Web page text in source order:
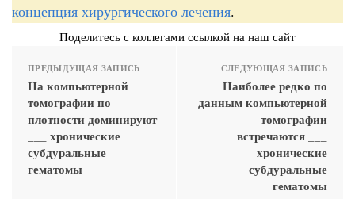
концепция хирургического лечения.
Поделитесь с коллегами ссылкой на наш сайт
ПРЕДЫДУЩАЯ ЗАПИСЬ
На компьютерной
томографии по
плотности доминируют
___ хронические
субдуральные
гематомы
СЛЕДУЮЩАЯ ЗАПИСЬ
Наиболее редко по
данным компьютерной
томографии
встречаются ___
хронические
субдуральные
гематомы